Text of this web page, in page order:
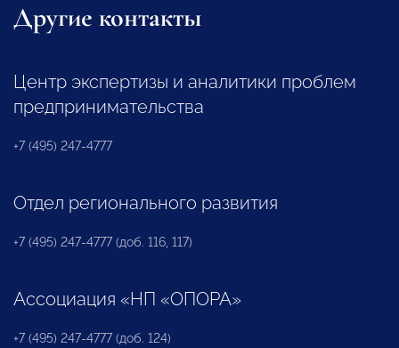
Другие контакты
Центр экспертизы и аналитики проблем
предпринимательства
+7 (495) 247-4777
Отдел регионального развития
+7 (495) 247-4777 (доб. 116, 117)
Ассоциация «НП «ОПОРА»
+7 (495) 247-4777 (доб. 124)